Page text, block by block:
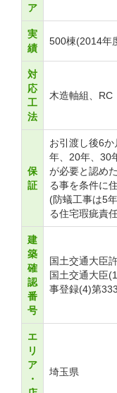
ア
実
績
500棟(2014年
対
応
工
法
木造軸組、RC
保
証
お引渡し後6
年、20年、30
が必要と認め
る事を条件に
(防蟻工事は5
る住宅瑕疵責
建
築
確
認
番
号
国土交通大臣
国土交通大臣
事登録(4)第
エ
リ
ア
・
埼玉県